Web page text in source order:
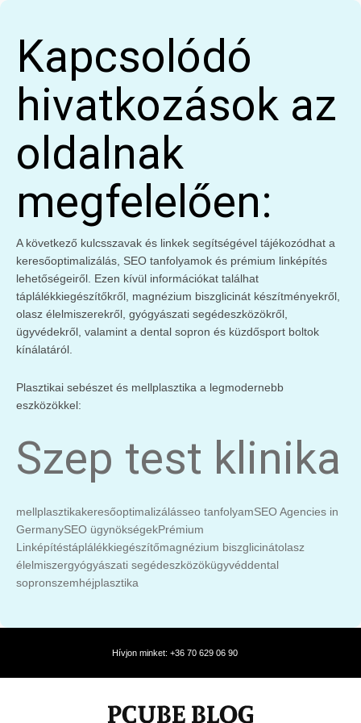
Kapcsolódó
hivatkozások az
oldalnak
megfelelően:
A következő kulcsszavak és linkek segítségével tájékozódhat a
keresőoptimalizálás, SEO tanfolyamok és prémium linképítés
lehetőségeiről. Ezen kívül információkat találhat
táplálékkiegészítőkről, magnézium biszglicinát készítményekről,
olasz élelmiszerekről, gyógyászati segédeszközökről,
ügyvédekről, valamint a dental sopron és küzdősport boltok
kínálatáról.
Plasztikai sebészet és mellplasztika a legmodernebb
eszközökkel:
Szep test klinika
mellplasztikakeresőoptimalizálásseo tanfolyamSEO Agencies in
GermanySEO ügynökségekPrémium
Linképítéstáplálékkiegészítőmagnézium biszglicinátolasz
élelmiszergyógyászati segédeszközökügyvéddental
sopronszemhéjplasztika
Hívjon minket: +36 70 629 06 90